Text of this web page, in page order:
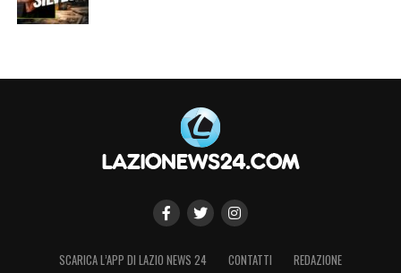
SCARICA L’APP DI LAZIO NEWS 24 CONTATTI
REDAZIONE